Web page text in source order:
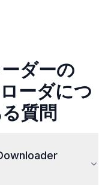
ダーの
ーダにつ
質問